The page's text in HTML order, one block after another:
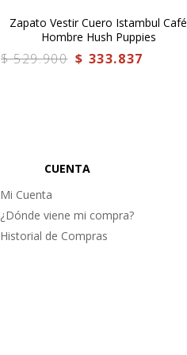
Zapato Vestir Cuero Istambul Café
Hombre Hush Puppies
$ 529.900 $ 333.837
CUENTA
Mi Cuenta
¿Dónde viene mi compra?
Historial de Compras